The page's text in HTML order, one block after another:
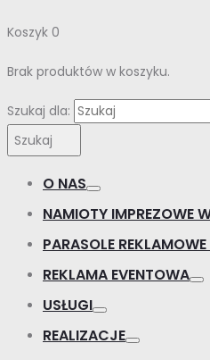
Koszyk 0
Brak produktów w koszyku.
Szukaj dla:
Szukaj
O NAS
NAMIOTY IMPREZOWE
PARASOLE
REKLAMA EVENTOWA
USŁUGI
REALIZACJE